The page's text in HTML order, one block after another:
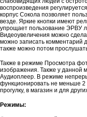
воспроизведения
корпус Сокола позволяет
везде. Яркие кнопки имеют
упрощает пользование ЭРВУ
Видеоувеличения можно
можно записать комментарий
также можно потом
Также в режиме Просмотра
изображения. Также у данной
Аудиоплеер. В режиме
функционировать не меньше 2
прогулку, в магазин и для
Режимы: